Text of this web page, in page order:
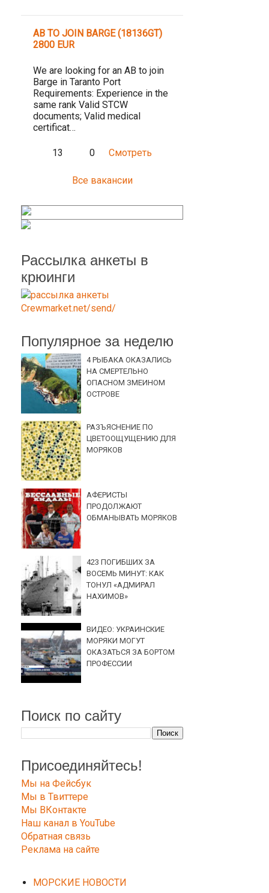
AB TO JOIN BARGE (18136GT)
2800 EUR
We are looking for an AB to join
Barge in Taranto Port
Requirements: Experience in the
same rank Valid STCW
documents; Valid medical
certificat…
13 0 Смотреть
Все вакансии
Рассылка анкеты в
крюинги
Популярное за неделю
4 РЫБАКА ОКАЗАЛИСЬ
НА СМЕРТЕЛЬНО
ОПАСНОМ ЗМЕИНОМ
ОСТРОВЕ
РАЗЪЯСНЕНИЕ ПО
ЦВЕТООЩУЩЕНИЮ ДЛЯ
МОРЯКОВ
АФЕРИСТЫ
ПРОДОЛЖАЮТ
ОБМАНЫВАТЬ МОРЯКОВ
423 ПОГИБШИХ ЗА
ВОСЕМЬ МИНУТ: КАК
ТОНУЛ «АДМИРАЛ
НАХИМОВ»
ВИДЕО: УКРАИНСКИЕ
МОРЯКИ МОГУТ
ОКАЗАТЬСЯ ЗА БОРТОМ
ПРОФЕССИИ
Поиск по сайту
Присоединяйтесь!
Мы на Фейсбук
Мы в Твиттере
Мы ВКонтакте
Наш канал в YouTube
Обратная связь
Реклама на сайте
МОРСКИЕ НОВОСТИ